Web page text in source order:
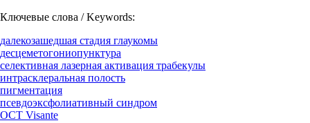
Ключевые слова / Keywords:
далекозашедшая стадия глаукомы
десцеметогониопунктура
селективная лазерная активация трабекулы
интрасклеральная полость
пигментация
псевдоэксфолиативный синдром
OCT Visante